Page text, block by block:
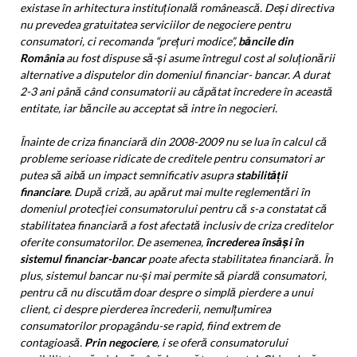
existase în arhitectura instituțională românească. Deși directiva
nu prevedea gratuitatea serviciilor de negociere pentru
consumatori, ci recomanda “prețuri modice”,băncile din
Româniaau fost dispuse să-și asume întregul cost al soluționării
alternative a disputelor din domeniul financiar- bancar. A durat
2-3 ani până când consumatorii au căpătat încredere în această
entitate, iar băncile au acceptat să intre în negocieri.
Înainte de criza financiară din 2008-2009 nu se lua în calcul că
probleme serioase ridicate de creditele pentru consumatori ar
putea să aibă un impact semnificativ asuprastabilității
financiare. După criză, au apărut mai multe reglementări în
domeniul protecției consumatorului pentru că s-a constatat că
stabilitatea financiară a fost afectată inclusiv de criza creditelor
oferite consumatorilor. De asemenea, încrederea însăși în
sistemul financiar-bancarpoate afecta stabilitatea financiară. În
plus, sistemul bancar nu-și mai permite să piardă consumatori,
pentru că nu discutăm doar despre o simplă pierdere a unui
client, ci despre pierderea încrederii, nemulțumirea
consumatorilor propagându-se rapid, fiind extrem de
contagioasă. Prin negociere, i se oferă consumatorului